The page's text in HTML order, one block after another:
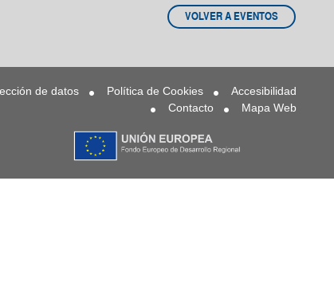
VOLVER A EVENTOS
de datos Política de Cookies
Accesibilidad
Contacto
Mapa Web